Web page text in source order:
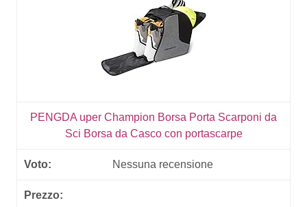
PENGDA uper Champion Borsa Porta Scarponi da
Sci Borsa da Casco con portascarpe
Nessuna recensione